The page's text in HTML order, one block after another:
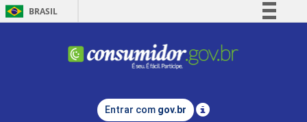
BRASIL
Comunica BR
Legislação
Entrar com gov.br